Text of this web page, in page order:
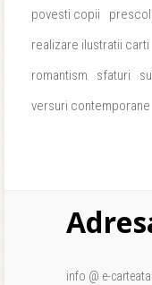
povesti copii
realizare ilustratii carti
romantism
sfaturi
versuri contemporane
info @ e-